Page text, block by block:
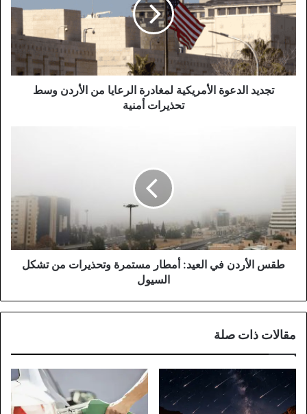
الرعايا
الأردن
وسط
تحذيرات
تجديد الدعوة الأمريكية لمغادرة الرعايا من الأردن وسط
تحذيرات أمنية
مستمرة
وتحذيرات
من
تشكل
السيول
طقس الأردن في العيد: أمطار مستمرة وتحذيرات من تشكل
السيول
مقالات ذات صلة